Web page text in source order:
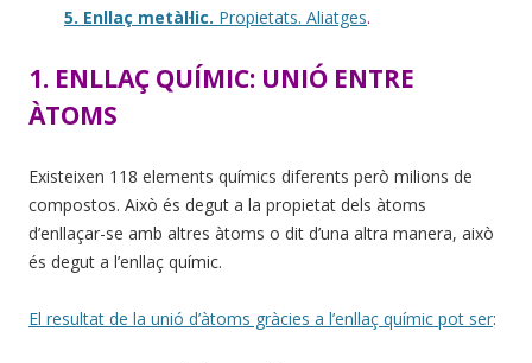
5. Enllaç metàl·lic. Propietats. Aliatges.
1. ENLLAÇ QUÍMIC: UNIÓ ENTRE
ÀTOMS
Existeixen 118 elements químics diferents però milions de
compostos. Això és degut a la propietat dels àtoms
d’enllaçar-se amb altres àtoms o dit d’una altra manera, això
és degut a l’enllaç químic.
El resultat de la unió d’àtoms gràcies a l’enllaç químic pot ser: